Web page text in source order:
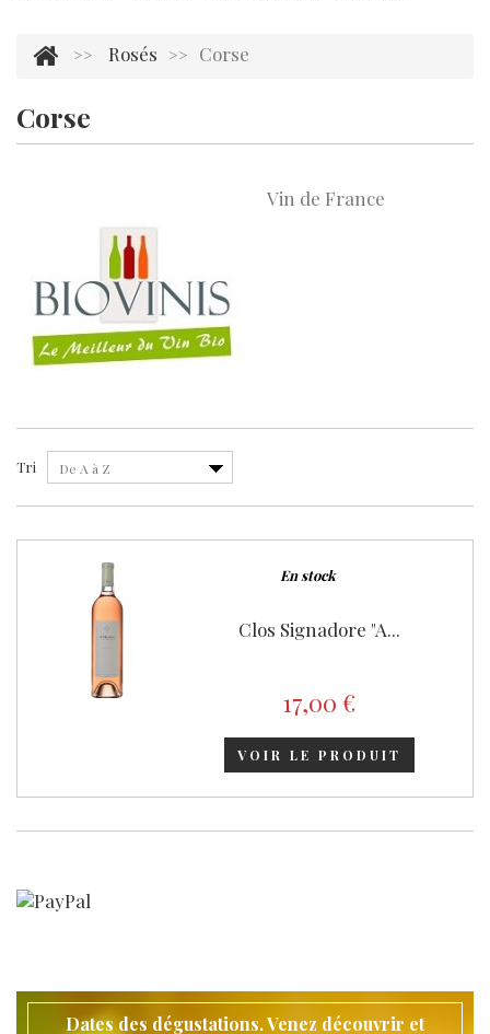
>> Rosés >> Corse
Corse
Vin de France
Tri De A à Z
En stock
Clos Signadore "A...
17,00 €
VOIR LE PRODUIT
Dates des dégustations. Venez découvrir et